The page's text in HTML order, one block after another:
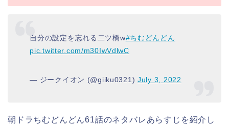
自分の設定を忘れる二ツ橋w#ちむどんどん
pic.twitter.com/m30IwVdlwC
— ジークイオン (@giiku0321)July 3, 2022
朝ドラちむどんどん61話のネタバレあらすじを紹介し